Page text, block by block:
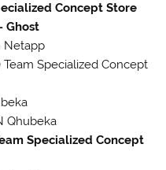
Concept Store
Ghost
Netapp
Specialized Concept
Qhubeka
Specialized Concept